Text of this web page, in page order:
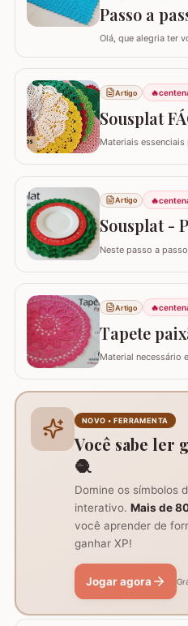
Passo a
Olá, que alegria ter
juntos o TAPETE
modelo clássico,
versátil, pois
conforme a sua
Artigo 🔥
Sousplat
Materiais essenciais
cerca de 43 cm,
Artigo 🔥
Sousplat -
Neste passo a
acabamento remete
natal :)…
Artigo 🔥
Tapete
Material necessário
do trabalho e
com um anel mágico
NOVO • FERRAMENTA
Você sabe ler
🧶
Domine os símbolos
interativo. Mais de
você aprender de
ganhar XP!
Jogar agora